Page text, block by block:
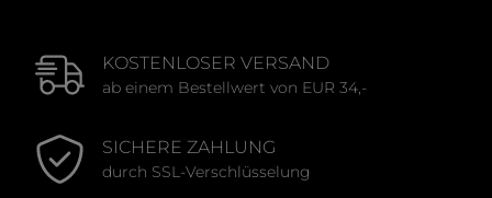
KOSTENLOSER VERSAND
ab einem Bestellwert von EUR 34,-
SICHERE ZAHLUNG
durch SSL-Verschlüsselung